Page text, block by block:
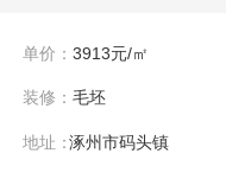
单价：3913元/㎡
装修：毛坯
地址：涿州市码头镇